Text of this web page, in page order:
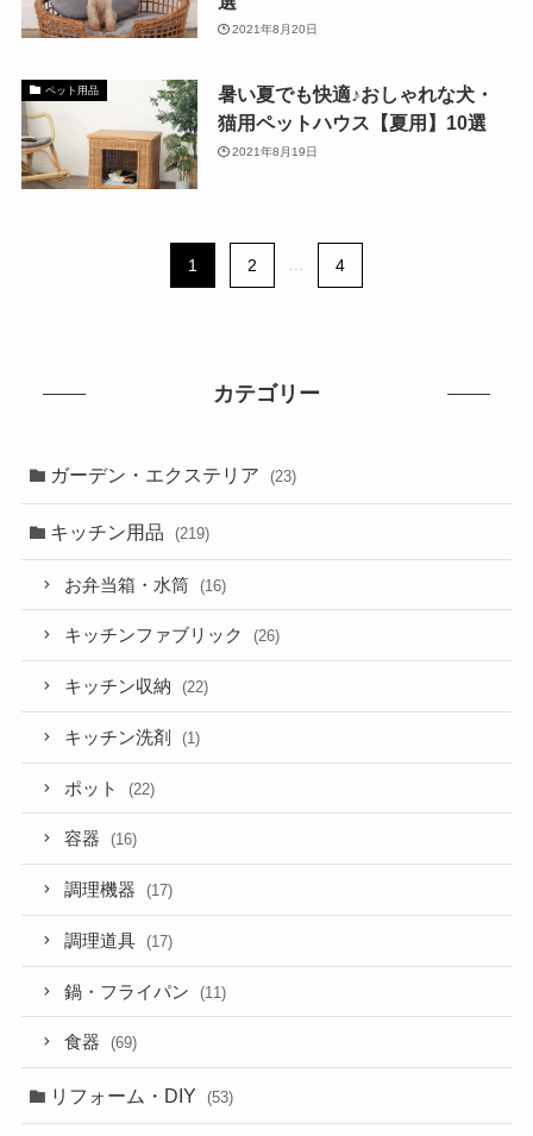
2021年8月20日
ペット用品
暑い夏でも快適♪おしゃれな犬・
猫用ペットハウス【夏用】10選
2021年8月19日
1 2 ... 4
カテゴリー
ガーデン・エクステリア (23)
キッチン用品 (219)
お弁当箱・水筒 (16)
キッチンファブリック (26)
キッチン収納 (22)
キッチン洗剤 (1)
ポット (22)
容器 (16)
調理機器 (17)
調理道具 (17)
鍋・フライパン (11)
食器 (69)
リフォーム・DIY (53)